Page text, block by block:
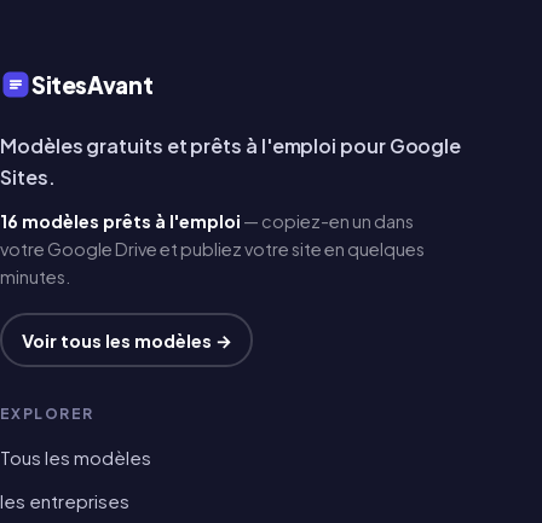
SitesAvant
Modèles gratuits et prêts à l'emploi pour Google
Sites.
16 modèles prêts à l'emploi — copiez-en un dans
votre Google Drive et publiez votre site en quelques
minutes.
Voir tous les modèles →
EXPLORER
Tous les modèles
les entreprises